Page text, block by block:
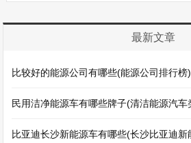
最新文章
比较好的能源公司有哪些(能源公司排行榜)
民用洁净能源车有哪些牌子(清洁能源汽车
比亚迪长沙新能源车有哪些(长沙比亚迪新